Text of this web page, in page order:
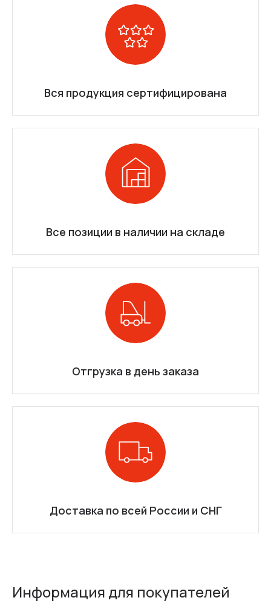
Вся продукция сертифицирована
Все позиции в наличии на складе
Отгрузка в день заказа
Доставка по всей России и СНГ
Информация для покупателей